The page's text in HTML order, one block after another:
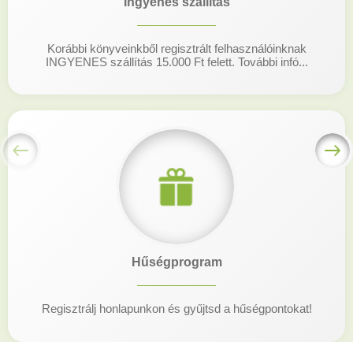
Korábbi könyveinkből regisztrált felhasználóinknak
INGYENES szállítás 15.000 Ft felett. További infó...
Hűségprogram
Regisztrálj honlapunkon és gyűjtsd a hűségpontokat!